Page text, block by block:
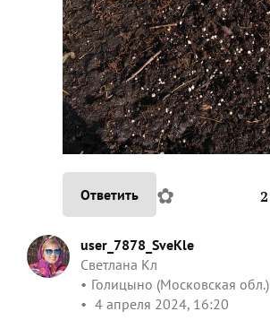
Ответить ✿ 2
user_7878_SveKle
Светлана Кл
Голицыно (Московская обл.)
4 апреля 2024, 16:20